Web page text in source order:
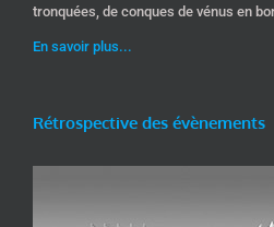
tronquées, de conques de vénus en
En savoir plus...
Rétrospective des évènements